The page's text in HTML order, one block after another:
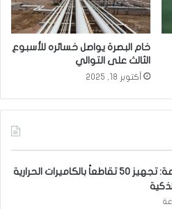
خام البصرة يواصل خسائره للأسبوع
الثالث على التوالي
أكتوبر 18, 2025
المرور العامة: تجهيز 50 تقاطعاً بالكاميرات الحرارية